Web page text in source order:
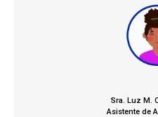
Sra. Luz M.
Asistente de